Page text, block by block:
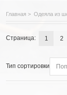
Главная > Одеяла из
Страница: 1 2
Тип сортировки